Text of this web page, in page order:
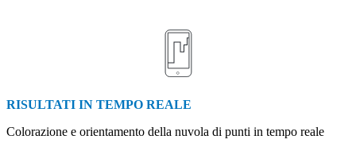
RISULTATI IN TEMPO REALE
Colorazione e orientamento della nuvola di punti in tempo reale